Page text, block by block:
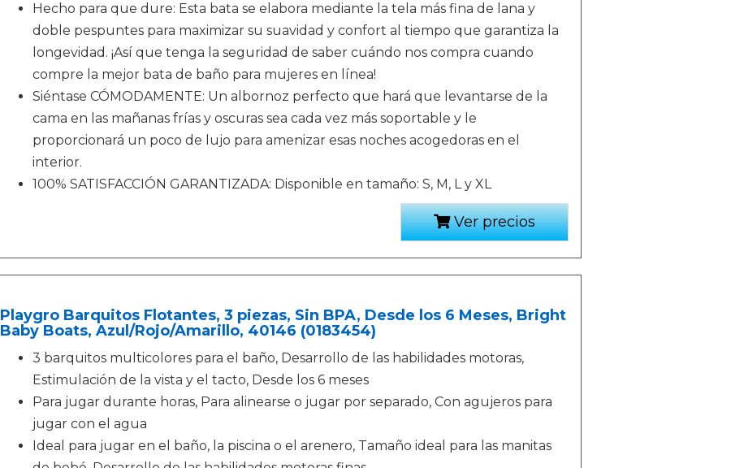
Hecho para que dure: Esta bata se elabora mediante la tela más fina de lana y
doble pespuntes para maximizar su suavidad y confort al tiempo que garantiza la
longevidad. ¡Así que tenga la seguridad de saber cuándo nos compra cuando
compre la mejor bata de baño para mujeres en línea!
Siéntase CÓMODAMENTE: Un albornoz perfecto que hará que levantarse de la
cama en las mañanas frías y oscuras sea cada vez más soportable y le
proporcionará un poco de lujo para amenizar esas noches acogedoras en el
interior.
100% SATISFACCIÓN GARANTIZADA: Disponible en tamaño: S, M, L y XL
Ver precios
Playgro Barquitos Flotantes, 3 piezas, Sin BPA, Desde los 6 Meses, Bright
Baby Boats, Azul/Rojo/Amarillo, 40146 (0183454)
3 barquitos multicolores para el baño, Desarrollo de las habilidades motoras,
Estimulación de la vista y el tacto, Desde los 6 meses
Para jugar durante horas, Para alinearse o jugar por separado, Con agujeros para
jugar con el agua
Ideal para jugar en el baño, la piscina o el arenero, Tamaño ideal para las manitas